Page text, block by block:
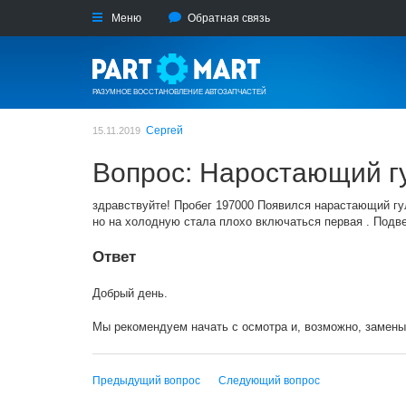
Меню Обратная связь
РАЗУМНОЕ ВОССТАНОВЛЕНИЕ АВТОЗАПЧАСТЕЙ
15.11.2019 Сергей
Вопрос: Наростающий
здравствуйте! Пробег 197000 Появился нарастающий
но на холодную стала плохо включаться первая .
Ответ
Добрый день.
Мы рекомендуем начать с осмотра и, возможно,
Предыдущий вопрос Следующий вопрос